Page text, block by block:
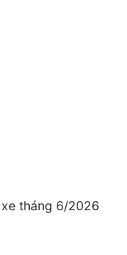
tháng 6/2026